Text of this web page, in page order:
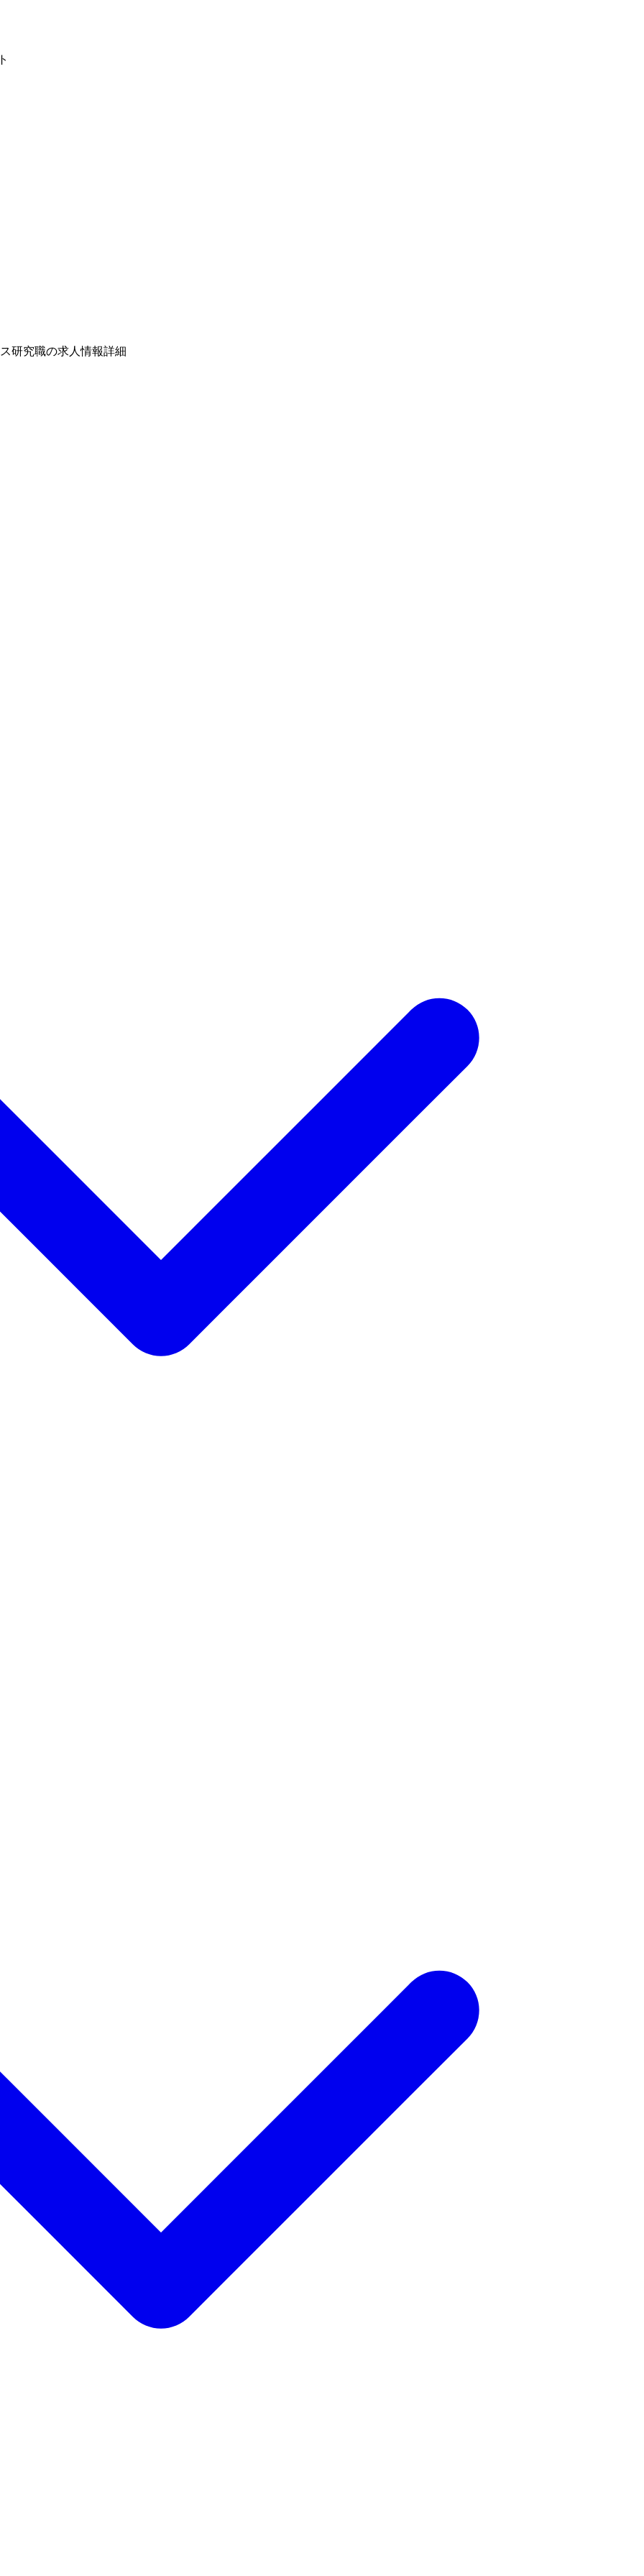
研究職の求人情報詳細